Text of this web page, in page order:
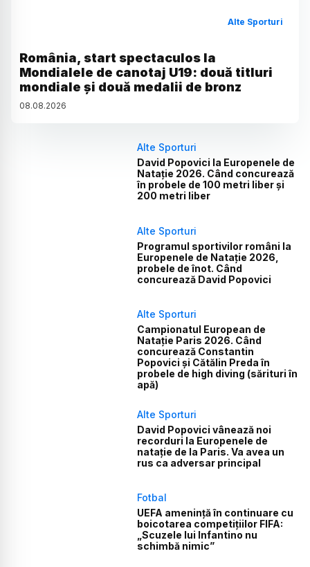
Alte Sporturi
România, start spectaculos la
Mondialele de canotaj U19: două titluri
mondiale și două medalii de bronz
08.08.2026
Alte Sporturi
David Popovici la Europenele de
Natație 2026. Când concurează
în probele de 100 metri liber și
200 metri liber
Alte Sporturi
Programul sportivilor români la
Europenele de Natație 2026,
probele de înot. Când
concurează David Popovici
Alte Sporturi
Campionatul European de
Natație Paris 2026. Când
concurează Constantin
Popovici și Cătălin Preda în
probele de high diving (sărituri în
apă)
Alte Sporturi
David Popovici vânează noi
recorduri la Europenele de
natație de la Paris. Va avea un
rus ca adversar principal
Fotbal
UEFA amenință în continuare cu
boicotarea competițiilor FIFA:
„Scuzele lui Infantino nu
schimbă nimic”